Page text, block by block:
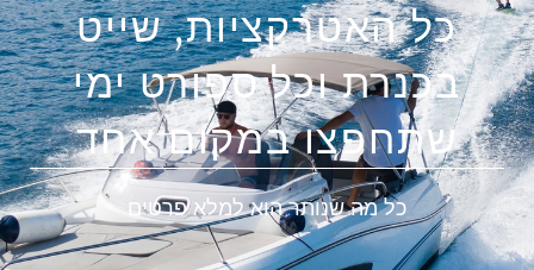
כל האטרקציות, שייט
בכנרת וכל ספורט ימי
שתחפצו במקום אחד
כל מה שנותר הוא למלא פרטים